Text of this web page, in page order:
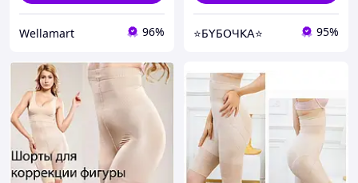
Wellamart 96% ⭐Б𝖸Б𝖮Ч𝖪𝖠⭐ 95%